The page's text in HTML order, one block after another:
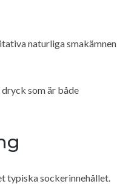
naturliga smakämnen
som är både
typiska sockerinnehållet.